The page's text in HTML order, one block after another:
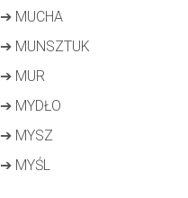
➔MUCHA
➔MUNSZTUK
➔MUR
➔MYDŁO
➔MYSZ
➔MYŚL